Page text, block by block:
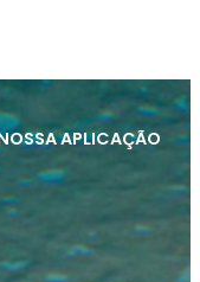
APLICAÇÃO